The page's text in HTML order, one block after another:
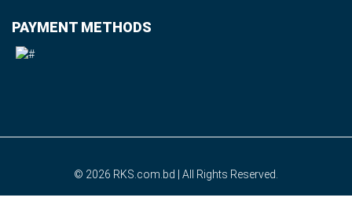
PAYMENT METHODS
© 2026 RKS.com.bd | All Rights Reserved.